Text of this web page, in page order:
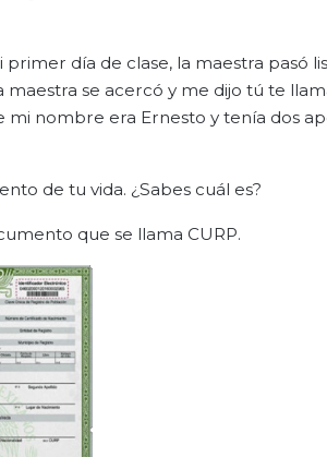
día de clase, la maestra pasó
se acercó y me dijo tú te
nombre era Ernesto y tenía dos
de tu vida. ¿Sabes cuál es?
que se llama CURP.